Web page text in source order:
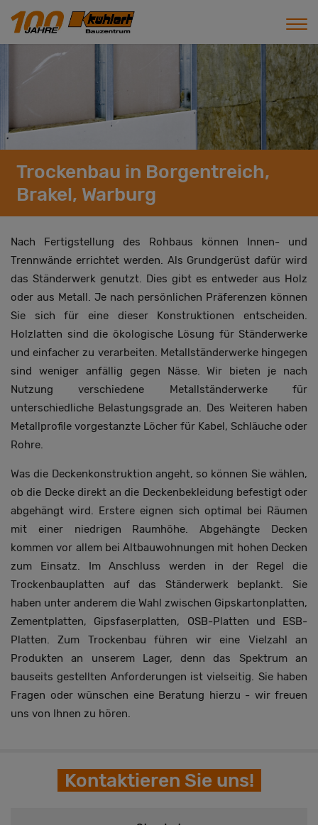
Trockenbau in Borgentreich,
Brakel, Warburg
Nach Fertigstellung des Rohbaus können Innen- und
Trennwände errichtet werden. Als Grundgerüst dafür wird
das Ständerwerk genutzt. Dies gibt es entweder aus Holz
oder aus Metall. Je nach persönlichen Präferenzen können
Sie sich für eine dieser Konstruktionen entscheiden.
Holzlatten sind die ökologische Lösung für Ständerwerke
und einfacher zu verarbeiten. Metallständerwerke hingegen
sind weniger anfällig gegen Nässe. Wir bieten je nach
Nutzung verschiedene Metallständerwerke für
unterschiedliche Belastungsgrade an. Des Weiteren haben
Metallprofile vorgestanzte Löcher für Kabel, Schläuche oder
Rohre.
Was die Deckenkonstruktion angeht, so können Sie wählen,
ob die Decke direkt an die Deckenbekleidung befestigt oder
abgehängt wird. Erstere eignen sich optimal bei Räumen
mit einer niedrigen Raumhöhe. Abgehängte Decken
kommen vor allem bei Altbauwohnungen mit hohen Decken
zum Einsatz. Im Anschluss werden in der Regel die
Trockenbauplatten auf das Ständerwerk beplankt. Sie
haben unter anderem die Wahl zwischen Gipskartonplatten,
Zementplatten, Gipsfaserplatten, OSB-Platten und ESB-
Platten. Zum Trockenbau führen wir eine Vielzahl an
Produkten an unserem Lager, denn das Spektrum an
bauseits gestellten Anforderungen ist vielseitig. Sie haben
Fragen oder wünschen eine Beratung hierzu - wir freuen
uns von Ihnen zu hören.
Kontaktieren Sie uns!